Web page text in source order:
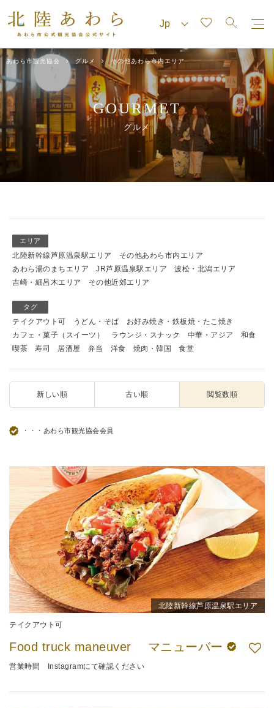
あわら市観光協会 グルメ その他あわら市内エリア
GOURMET
グルメ
エリア
北陸新幹線芦原温泉駅エリア
その他あわら市内エリア
あわら湯のまちエリア
JR芦原温泉駅エリア
波松・北潟エリア
吉崎・細呂木エリア
その他近郊エリア
タグ
テイクアウト可 うどん・そば
お好み焼き・鉄板焼・たこ焼き
カフェ・菓子（スイーツ）
ラウンジ・スナック 中華・アジア
和食
喫茶
寿司 居酒屋 弁当 洋食 焼肉・韓国 食堂
新しい順 古い順 閲覧数順
・・・あわら市観光協会会員
北陸新幹線芦原温泉駅エリア
テイクアウト可
Food truck maneuver マニューバー
営業時間 Instagramにて確認ください